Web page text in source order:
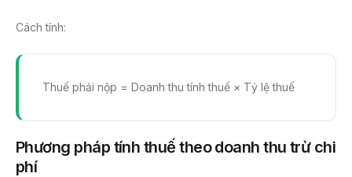
Cách tính:
Thuế phải nộp = Doanh thu tính thuế × Tỷ lệ thuế
Phương pháp tính thuế theo doanh thu trừ chi
phí